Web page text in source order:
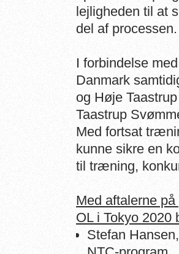
lejligheden til at
del af processen.
I forbindelse
Danmark
og Høje
Taastrup
Med fortsat
kunne sikre en
til træning,
Med aftalerne
OL i Tokyo 2020
Stefan